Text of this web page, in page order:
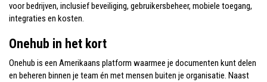
voor bedrijven, inclusief beveiliging, gebruikersbeheer, mobiele toegang,
integraties en kosten.
Onehub in het kort
Onehub is een Amerikaans platform waarmee je documenten kunt delen
en beheren binnen je team én met mensen buiten je organisatie. Naast